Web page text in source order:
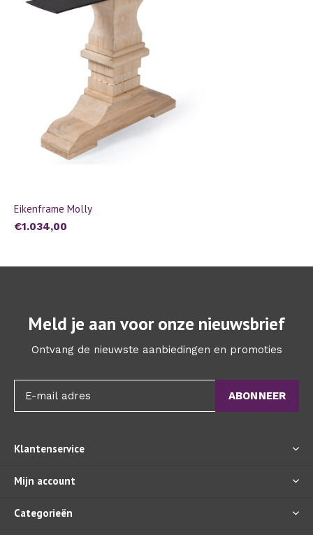
Eikenframe Molly
€1.034,00
Meld je aan voor onze nieuwsbrief
Ontvang de nieuwste aanbiedingen en promoties
ABONNEER
Klantenservice
Mijn account
Categorieën